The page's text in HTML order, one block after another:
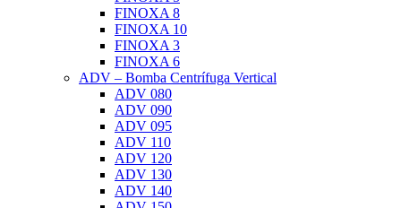
FINOXA 8
FINOXA 10
FINOXA 3
FINOXA 6
ADV – Bomba Centrífuga Vertical
ADV 080
ADV 090
ADV 095
ADV 110
ADV 120
ADV 130
ADV 140